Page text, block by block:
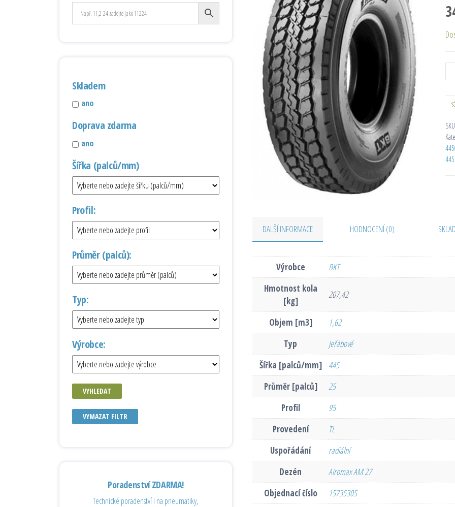
DALŠÍ INFORMACE HODNOCENÍ (0)
Výrobce
BKT
Hmotnost kola
[kg]
207,42
Objem [m3]
1,62
Typ
Jeřábové
Šířka [palců/mm]
445
Průměr [palců]
25
Profil
95
Provedení
TL
Uspořádání
radiální
Dezén
Airomax AM 27
Objednací číslo
15735305
Skladem
ano
Doprava zdarma
ano
Šířka (palců/mm)
Profil:
Průměr (palců):
Typ:
Výrobce:
VYHLEDAT
VYMAZAT FILTR
Poradenství ZDARMA!
Technické poradenství i na pneumatiky,